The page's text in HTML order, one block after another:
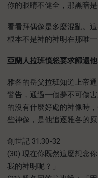
你的眼睛不健全，那黑暗
看看拜偶像是多麼混亂。
根本不是神的神明在那唯一
亞蘭人拉班憤怒要求歸還
雅各的岳父拉班知道上帝
警告，通過一個夢不可傷
的沒有什麼好處的神像時
些神像，是他追逐雅各的原
創世記 31:30-32
(30) 現在你既然這麼想念
我的神明呢？」